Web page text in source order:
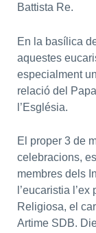
Battista Re.
En la basílica
aquestes
especialment
relació del
l’Església.
El proper 3 de
celebracions,
membres dels
l’eucaristia
Religiosa, el
Artime SDB.